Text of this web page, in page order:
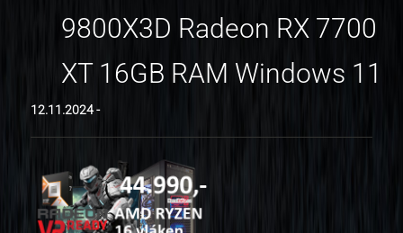
9800X3D Radeon RX 7700
XT 16GB RAM Windows 11
12.11.2024 -